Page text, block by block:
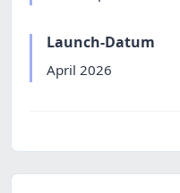
Launch-Datum
April 2026